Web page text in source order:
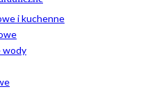
i kuchenne
wody